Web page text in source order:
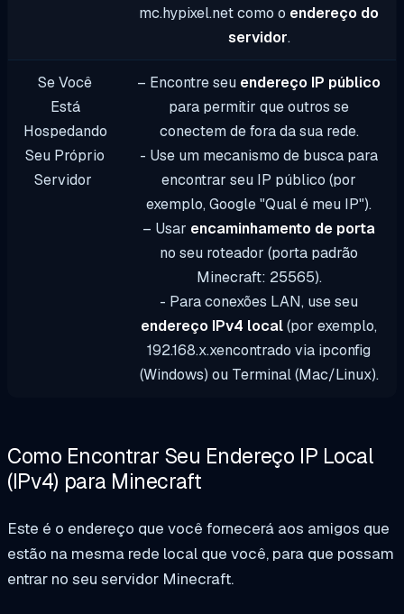
mc.hypixel.netcomo o endereço do
servidor.
Se Você
Está
Hospedando
Seu Próprio
Servidor
– Encontre seu endereço IP público
para permitir que outros se
conectem de fora da sua rede.
- Use um mecanismo de busca para
encontrar seu IP público (por
exemplo, Google "Qual é meu IP").
– Usar encaminhamento de porta
no seu roteador (porta padrão
Minecraft: 25565).
- Para conexões LAN, use seu
endereço IPv4 local(por exemplo,
192.168.x.xencontrado via ipconfig
(Windows) ou Terminal (Mac/Linux).
Como Encontrar Seu Endereço IP Local
(IPv4) para Minecraft
Este é o endereço que você fornecerá aos amigos que
estão na mesma rede local que você, para que possam
entrar no seu servidor Minecraft.